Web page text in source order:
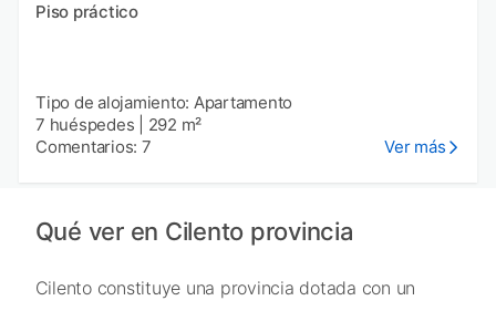
Piso práctico
Tipo de alojamiento: Apartamento
7 huéspedes
292 m²
Comentarios: 7
Ver más
Qué ver en Cilento provincia
Cilento constituye una provincia dotada con un